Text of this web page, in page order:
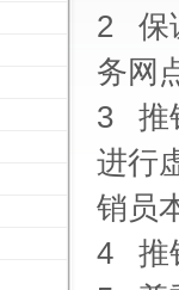
2 保
务网
3 推
进行
销员
4 推